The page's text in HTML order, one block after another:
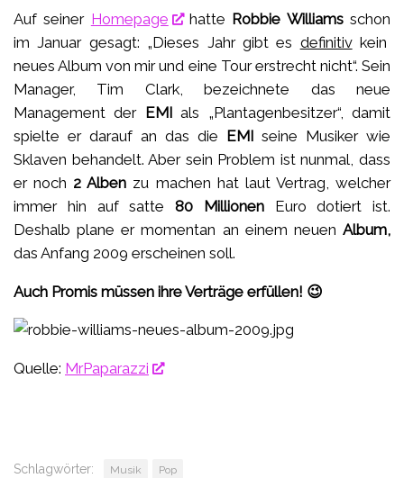
Auf seiner Homepage hatte Robbie Williamsschon
im Januar gesagt: „Dieses Jahr gibt es definitivkein
neues Album von mir und eine Tour erstrecht nicht“. Sein
Manager, Tim Clark, bezeichnete das neue
Management der EMIals „Plantagenbesitzer“, damit
spielte er darauf an das die EMI seine Musiker wie
Sklaven behandelt. Aber sein Problem ist nunmal, dass
er noch 2 Alben zu machen hat laut Vertrag, welcher
immer hin auf satte 80 MillionenEuro dotiert ist.
Deshalb plane er momentan an einem neuen Album,
das Anfang 2009 erscheinen soll.
Auch Promis müssen ihre Verträge erfüllen! 😉
Quelle: MrPaparazzi
Schlagwörter: Musik Pop